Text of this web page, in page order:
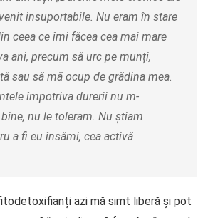
insuportabile. Nu eram în stare
ceea ce îmi făcea cea mai mare
ani, precum să urc pe munți,
sau să mă ocup de grădina mea.
împotriva durerii nu m-
nu le toleram. Nu știam
a fi eu însămi, cea activă
azi mă simt liberă și pot